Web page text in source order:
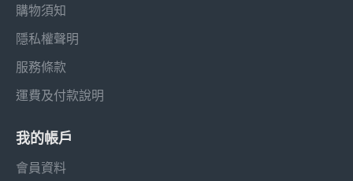
購物須知
隱私權聲明
服務條款
運費及付款說明
我的帳戶
會員資料